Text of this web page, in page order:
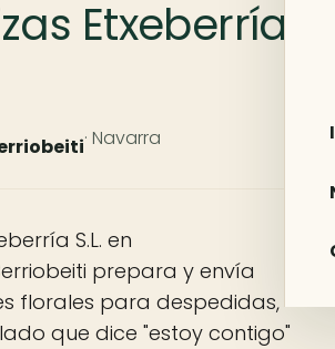
Etxeberría
· Navarra
S.L. en
prepara y envía
florales para despedidas,
que dice "estoy contigo"